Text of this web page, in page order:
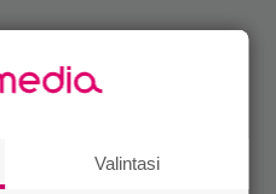
Valintasi